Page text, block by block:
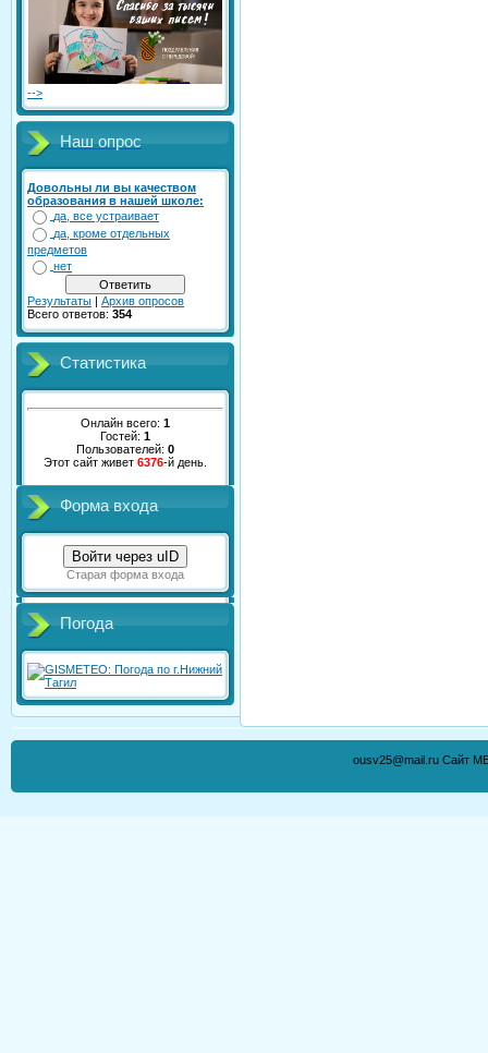
-->
Наш опрос
Довольны ли вы качеством
образования в нашей школе:
да, все устраивает
да, кроме отдельных
предметов
нет
Результаты | Архив опросов
Всего ответов: 354
Статистика
Онлайн всего: 1
Гостей: 1
Пользователей: 0
Этот сайт живет 6376-й день.
Форма входа
Войти через uID
Старая форма входа
Погода
ousv25@mail.ru Сайт